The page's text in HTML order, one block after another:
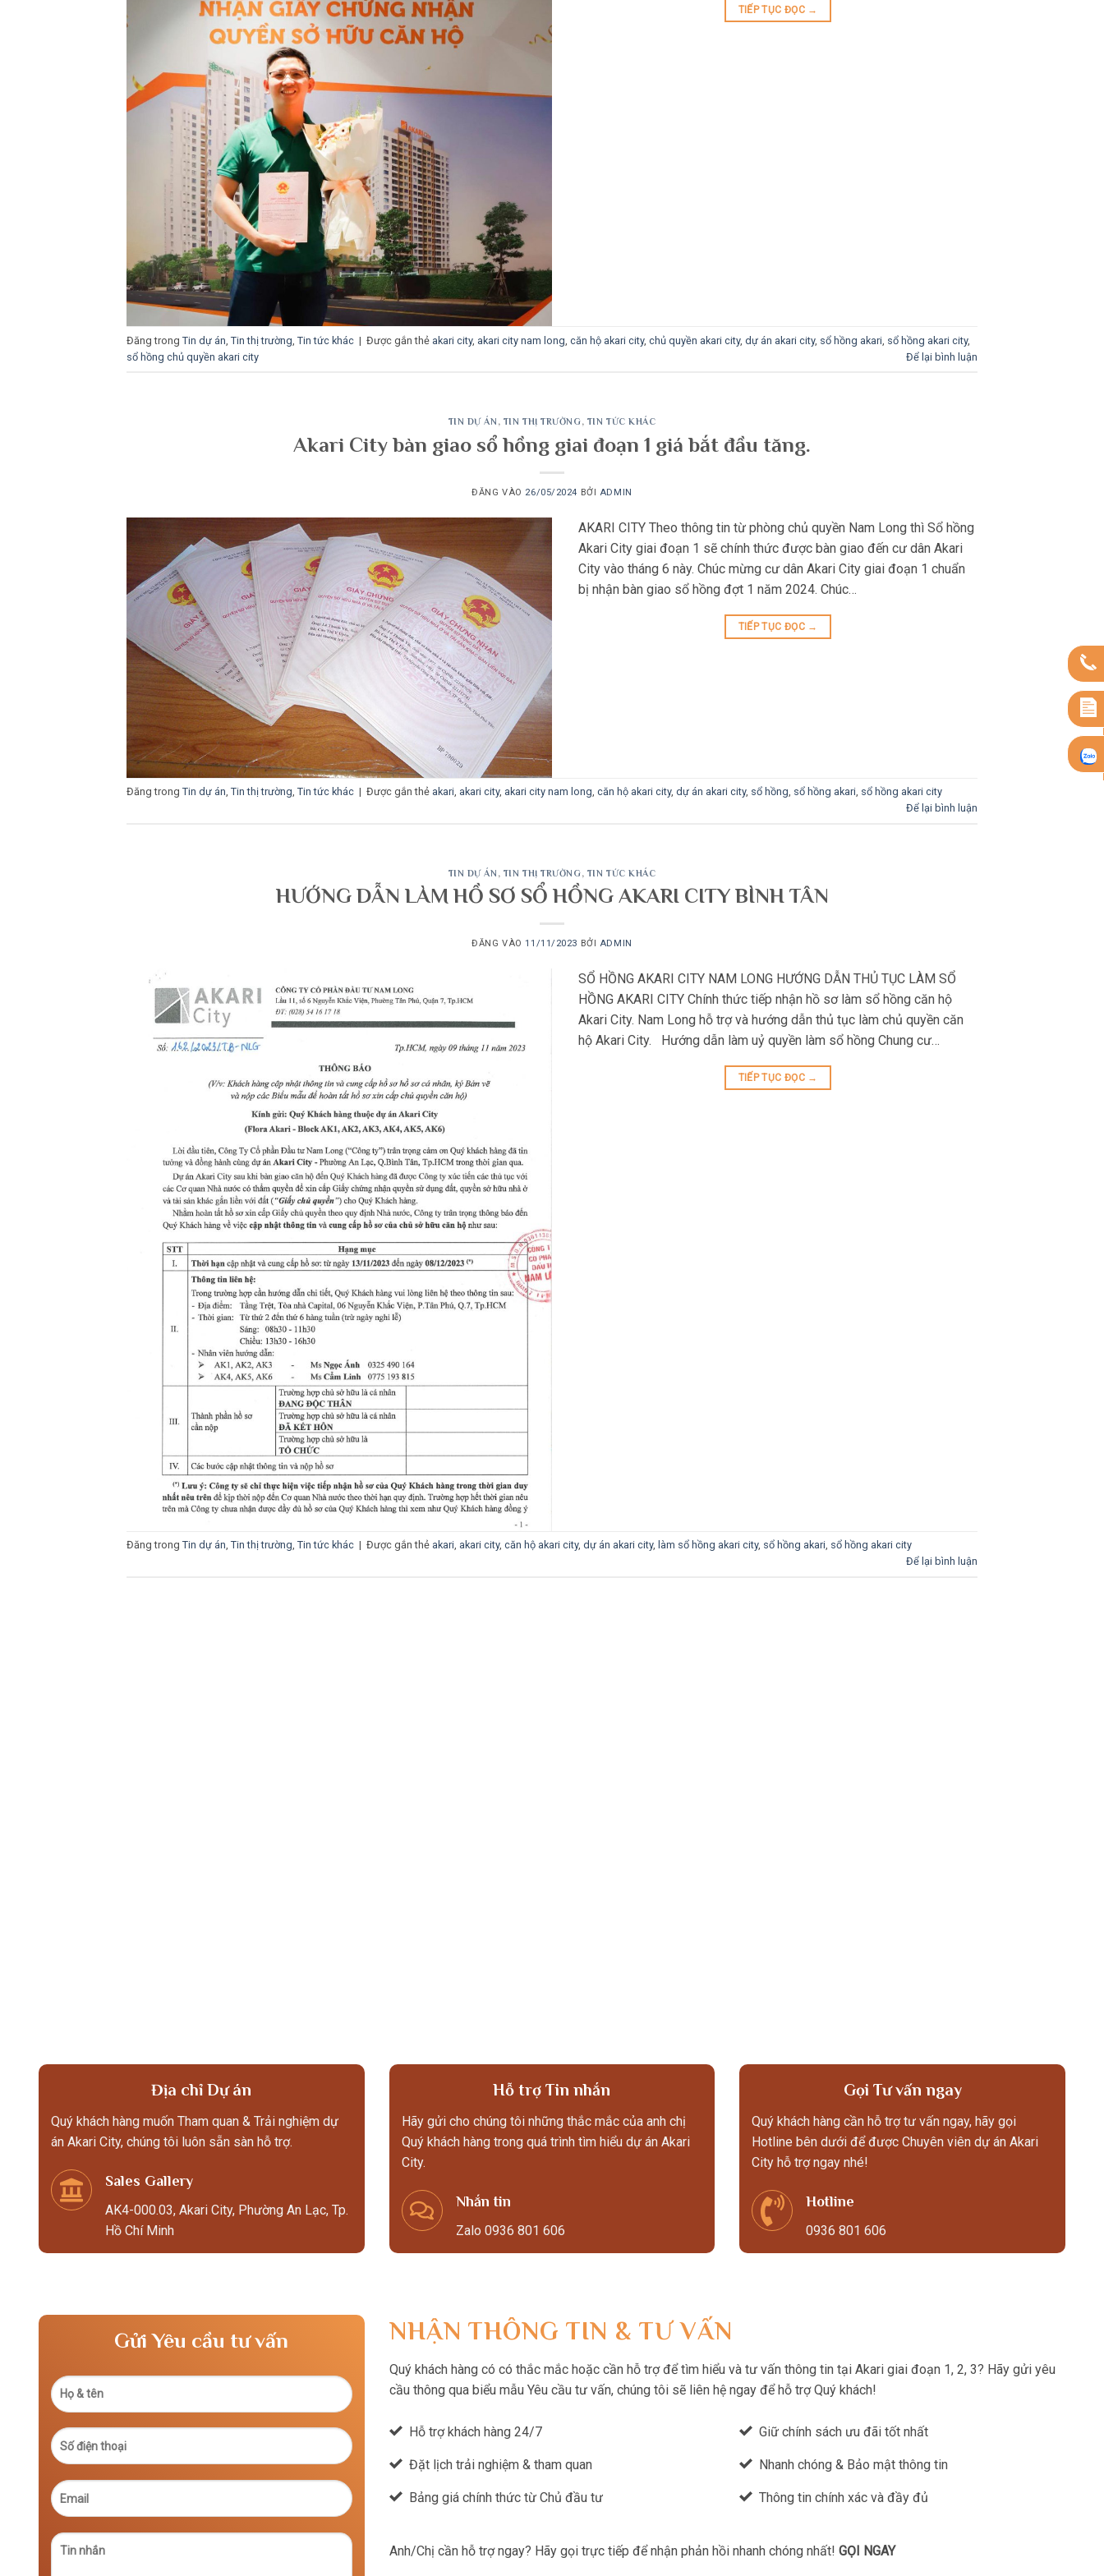
TIẾP TỤC ĐỌC →
Đăng trong Tin dự án Tin thị trường Tin tức khác | Được gắn thẻ akari city, akari city nam long căn hộ akari city, chủ quyền akari city, dự án akari city, sổ hồng akari sổ hồng akari city,
sổ hồng chủ quyền akari city
Để lại bình luận
TIN DỰ ÁN , TIN THỊ TRƯỜNG, TIN TỨC KHÁC
Akari City bàn giao sổ hồng giai đoạn 1 giá bắt đầu tăng.
ĐĂNG VÀO 26/05/2024 BỞI ADMIN
AKARI CITY Theo thông tin từ phòng chủ quyền Nam Long thì Sổ hồng
Akari City giai đoạn 1 sẽ chính thức được bàn giao đến cư dân Akari
City vào tháng 6 này. Chúc mừng cư dân Akari City giai đoạn 1 chuẩn
bị nhận bàn giao sổ hồng đợt 1 năm 2024. Chúc…
TIẾP TỤC ĐỌC →
Đăng trong Tin dự án Tin thị trường Tin tức khác | Được gắn thẻ akari akari city, akari city nam long căn hộ akari city, dự án akari city, sổ hồng sổ hồng akari sổ hồng akari city
Để lại bình luận
TIN DỰ ÁN , TIN THỊ TRƯỜNG, TIN TỨC KHÁC
HƯỚNG DẪN LÀM HỒ SƠ SỔ HỒNG AKARI CITY BÌNH TÂN
ĐĂNG VÀO11/11/2023 BỞI ADMIN
SỔ HỒNG AKARI CITY NAM LONG HƯỚNG DẪN THỦ TỤC LÀM SỔ
HỒNG AKARI CITY Chính thức tiếp nhận hồ sơ làm sổ hồng căn hộ
Akari City. Nam Long hỗ trợ và hướng dẫn thủ tục làm chủ quyền căn
hộ Akari City. Hướng dẫn làm uỷ quyền làm sổ hồng Chung cư…
TIẾP TỤC ĐỌC →
Đăng trong Tin dự án, Tin thị trường, Tin tức khác | Được gắn thẻ akari, akari city, căn hộ akari city, dự án akari city, làm sổ hồng akari city, sổ hồng akari, sổ hồng akari city
Để lại bình luận
Địa chỉ Dự án
Quý khách hàng muốn Tham quan & Trải nghiệm dự
án Akari City, chúng tôi luôn sẵn sàn hỗ trợ.
Sales Gallery
AK4-000.03, Akari City, Phường An Lạc, Tp.
Hồ Chí Minh
Hỗ trợ Tin nhắn
Hãy gửi cho chúng tôi những thắc mắc của anh chị
Quý khách hàng trong quá trình tìm hiểu dự án Akari
City.
Nhắn tin
Zalo 0936 801 606
Gọi Tư vấn ngay
Quý khách hàng cần hỗ trợ tư vấn ngay, hãy gọi
Hotline bên dưới để được Chuyên viên dự án Akari
City hỗ trợ ngay nhé!
Hotline
0936 801 606
Gửi Yêu cầu tư vấn NHẬN THÔNG TIN & TƯ VẤN
Quý khách hàng có có thắc mắc hoặc cần hỗ trợ để tìm hiểu và tư vấn thông tin tại Akari giai đoạn 1, 2, 3? Hãy gửi yêu
cầu thông qua biểu mẫu Yêu cầu tư vấn, chúng tôi sẽ liên hệ ngay để hỗ trợ Quý khách!
Hỗ trợ khách hàng 24/7
Đặt lịch trải nghiệm & tham quan
Bảng giá chính thức từ Chủ đầu tư
Giữ chính sách ưu đãi tốt nhất
Nhanh chóng & Bảo mật thông tin
Thông tin chính xác và đầy đủ
Anh/Chị cần hỗ trợ ngay? Hãy gọi trực tiếp để nhận phản hồi nhanh chóng nhất! GỌI NGAY